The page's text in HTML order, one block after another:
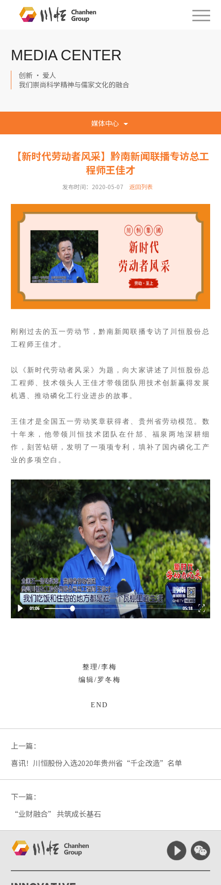
MEDIA CENTER
创新 · 爱人
我们崇尚科学精神与儒家文化的融合
媒体中心
【新时代劳动者风采】黔南新闻联播专访总工
程师王佳才
发布时间：2020-05-07 返回列表
刚刚过去的五一劳动节，黔南新闻联播专访了川恒股份总
工程师王佳才。
以《新时代劳动者风采》为题，向大家讲述了川恒股份总
工程师、技术领头人王佳才带领团队用技术创新赢得发展
机遇、推动磷化工行业进步的故事。
王佳才是全国五一劳动奖章获得者、贵州省劳动模范。数
十年来，他带领川恒技术团队在什邡、福泉两地深耕细
作，刻苦钻研，发明了一项项专利，填补了国内磷化工产
业的多项空白。
整理/李梅
编辑/罗冬梅
END
上一篇：
喜讯！川恒股份入选2020年贵州省“千企改造”名单
下一篇：
“业财融合” 共筑成长基石